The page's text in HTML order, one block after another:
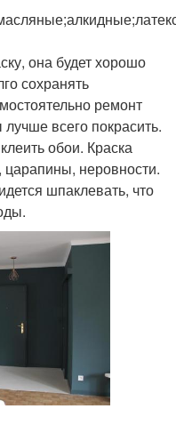
она будет хорошо
сохранять
ремонт
всего покрасить.
обои. Краска
царапины, неровности.
шпаклевать, что